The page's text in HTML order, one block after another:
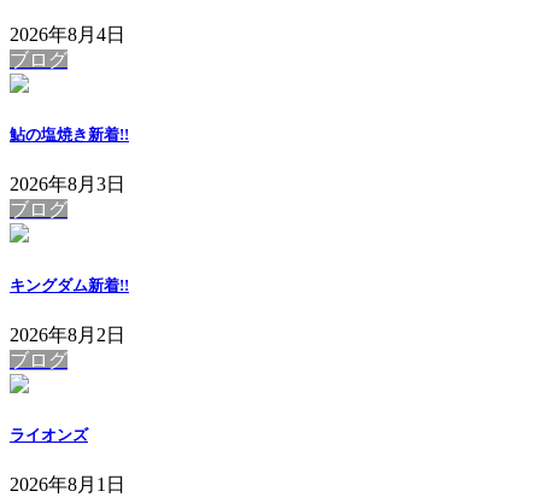
2026年8月4日
ブログ
鮎の塩焼き新着!!
2026年8月3日
ブログ
キングダム新着!!
2026年8月2日
ブログ
ライオンズ
2026年8月1日